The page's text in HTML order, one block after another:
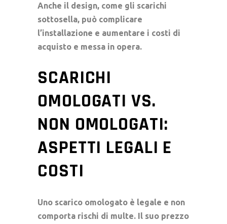
Anche il design, come gli scarichi
sottosella, può complicare
l’installazione e aumentare i costi di
acquisto e messa in opera.
SCARICHI
OMOLOGATI VS.
NON OMOLOGATI:
ASPETTI LEGALI E
COSTI
Uno scarico omologato è legale e non
comporta rischi di multe. Il suo prezzo